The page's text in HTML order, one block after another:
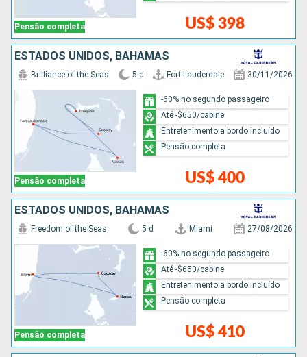
Pensão completa US$ 398
ESTADOS UNIDOS, BAHAMAS
Pensão completa
Brilliance of the Seas 5 d Fort Lauderdale 30/11/2026
US$ 400
-60% no segundo passageiro
Até -$650/cabine
Entretenimento a bordo incluído
Pensão completa
ESTADOS UNIDOS, BAHAMAS
Pensão completa
Freedom of the Seas 5 d Miami 27/08/2026
US$ 410
-60% no segundo passageiro
Até -$650/cabine
Entretenimento a bordo incluído
Pensão completa